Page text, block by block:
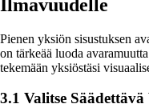
Ilmavuudelle
Pienen yksiön sisustuksen
on tärkeää luoda
tekemään yksiöstäsi
3.1 Valitse Säädettävä